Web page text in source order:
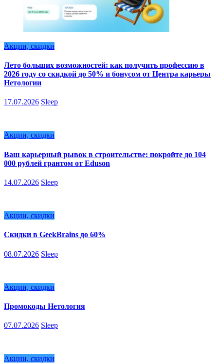
Акции, скидки
Лето больших возможностей: как получить профессию в
2026 году со скидкой до 50% и бонусом от Центра карьеры
Нетологии
17.07.2026 Sleep
Акции, скидки
Ваш карьерный рывок в строительстве: покройте до 104
000 рублей грантом от Eduson
14.07.2026 Sleep
Акции, скидки
Скидки в GeekBrains до 60%
08.07.2026 Sleep
Акции, скидки
Промокоды Нетология
07.07.2026 Sleep
Акции, скидки